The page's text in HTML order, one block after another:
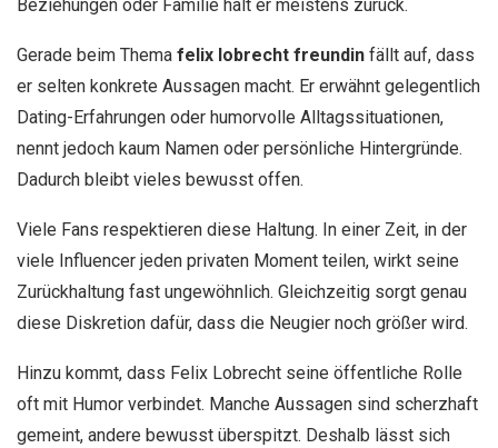
Beziehungen oder Familie hält er meistens zurück.
Gerade beim Thema felix lobrecht freundin fällt auf, dass
er selten konkrete Aussagen macht. Er erwähnt gelegentlich
Dating-Erfahrungen oder humorvolle Alltagssituationen,
nennt jedoch kaum Namen oder persönliche Hintergründe.
Dadurch bleibt vieles bewusst offen.
Viele Fans respektieren diese Haltung. In einer Zeit, in der
viele Influencer jeden privaten Moment teilen, wirkt seine
Zurückhaltung fast ungewöhnlich. Gleichzeitig sorgt genau
diese Diskretion dafür, dass die Neugier noch größer wird.
Hinzu kommt, dass Felix Lobrecht seine öffentliche Rolle
oft mit Humor verbindet. Manche Aussagen sind scherzhaft
gemeint, andere bewusst überspitzt. Deshalb lässt sich